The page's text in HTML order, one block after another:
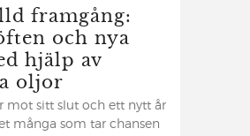
framgång:
och nya
hjälp av
oljor
mot sitt slut och ett nytt år
många som tar chansen